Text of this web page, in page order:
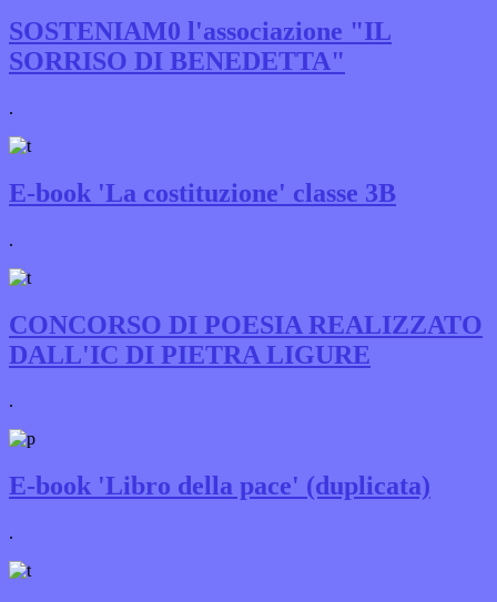
SOSTENIAM0 l'associazione "IL
SORRISO DI BENEDETTA"
.
E-book 'La costituzione' classe 3B
.
CONCORSO DI POESIA REALIZZATO
DALL'IC DI PIETRA LIGURE
.
E-book 'Libro della pace' (duplicata)
.